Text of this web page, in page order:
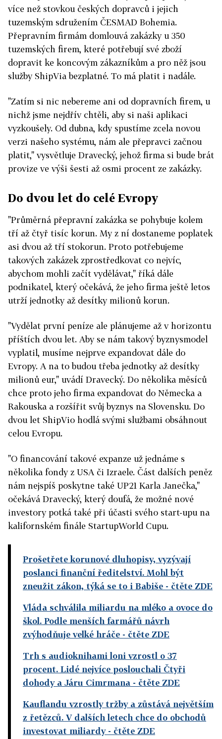
více než stovkou českých dopravců i jejich
tuzemským sdružením ČESMAD Bohemia.
Přepravním firmám domlouvá zakázky u 350
tuzemských firem, které potřebují své zboží
dopravit ke koncovým zákazníkům a pro něž jsou
služby ShipVia bezplatné. To má platit i nadále.
"Zatím si nic nebereme ani od dopravních firem, u
nichž jsme nejdřív chtěli, aby si naši aplikaci
vyzkoušely. Od dubna, kdy spustíme zcela novou
verzi našeho systému, nám ale přepravci začnou
platit," vysvětluje Dravecký, jehož firma si bude brát
provize ve výši šesti až osmi procent ze zakázky.
Do dvou let do celé Evropy
"Průměrná přepravní zakázka se pohybuje kolem
tří až čtyř tisíc korun. My z ní dostaneme poplatek
asi dvou až tří stokorun. Proto potřebujeme
takových zakázek zprostředkovat co nejvíc,
abychom mohli začít vydělávat," říká dále
podnikatel, který očekává, že jeho firma ještě letos
utrží jednotky až desítky milionů korun.
"Vydělat první peníze ale plánujeme až v horizontu
příštích dvou let. Aby se nám takový byznysmodel
vyplatil, musíme nejprve expandovat dále do
Evropy. A na to budou třeba jednotky až desítky
milionů eur," uvádí Dravecký. Do několika měsíců
chce proto jeho firma expandovat do Německa a
Rakouska a rozšířit svůj byznys na Slovensku. Do
dvou let ShipVio hodlá svými službami obsáhnout
celou Evropu.
"O financování takové expanze už jednáme s
několika fondy z USA či Izraele. Část dalších peněz
nám nejspíš poskytne také UP21 Karla Janečka,"
očekává Dravecký, který doufá, že možné nové
investory potká také při účasti svého start-upu na
kalifornském finále StartupWorld Cupu.
Prošetřete korunové dluhopisy, vyzývají
poslanci finanční ředitelství. Mohl být
zneužit zákon, týká se to i Babiše - čtěte ZDE
Vláda schválila miliardu na mléko a ovoce do
škol. Podle menších farmářů návrh
zvýhodňuje velké hráče - čtěte ZDE
Trh s audioknihami loni vzrostl o 37
procent. Lidé nejvíce poslouchali Čtyři
dohody a Járu Cimrmana - čtěte ZDE
Kauflandu vzrostly tržby a zůstává největším
z řetězců. V dalších letech chce do obchodů
investovat miliardy- čtěte ZDE